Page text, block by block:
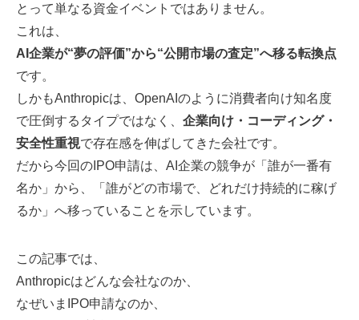
とって単なる資金イベントではありません。
これは、
AI企業が“夢の評価”から“公開市場の査定”へ移る転換点
です。
しかもAnthropicは、OpenAIのように消費者向け知名度
で圧倒するタイプではなく、 企業向け・コーディング・
安全性重視で存在感を伸ばしてきた会社です。
だから今回のIPO申請は、AI企業の競争が「誰が一番有
名か」から、「誰がどの市場で、どれだけ持続的に稼げ
るか」へ移っていることを示しています。
この記事では、
Anthropicはどんな会社なのか、
なぜいまIPO申請なのか、